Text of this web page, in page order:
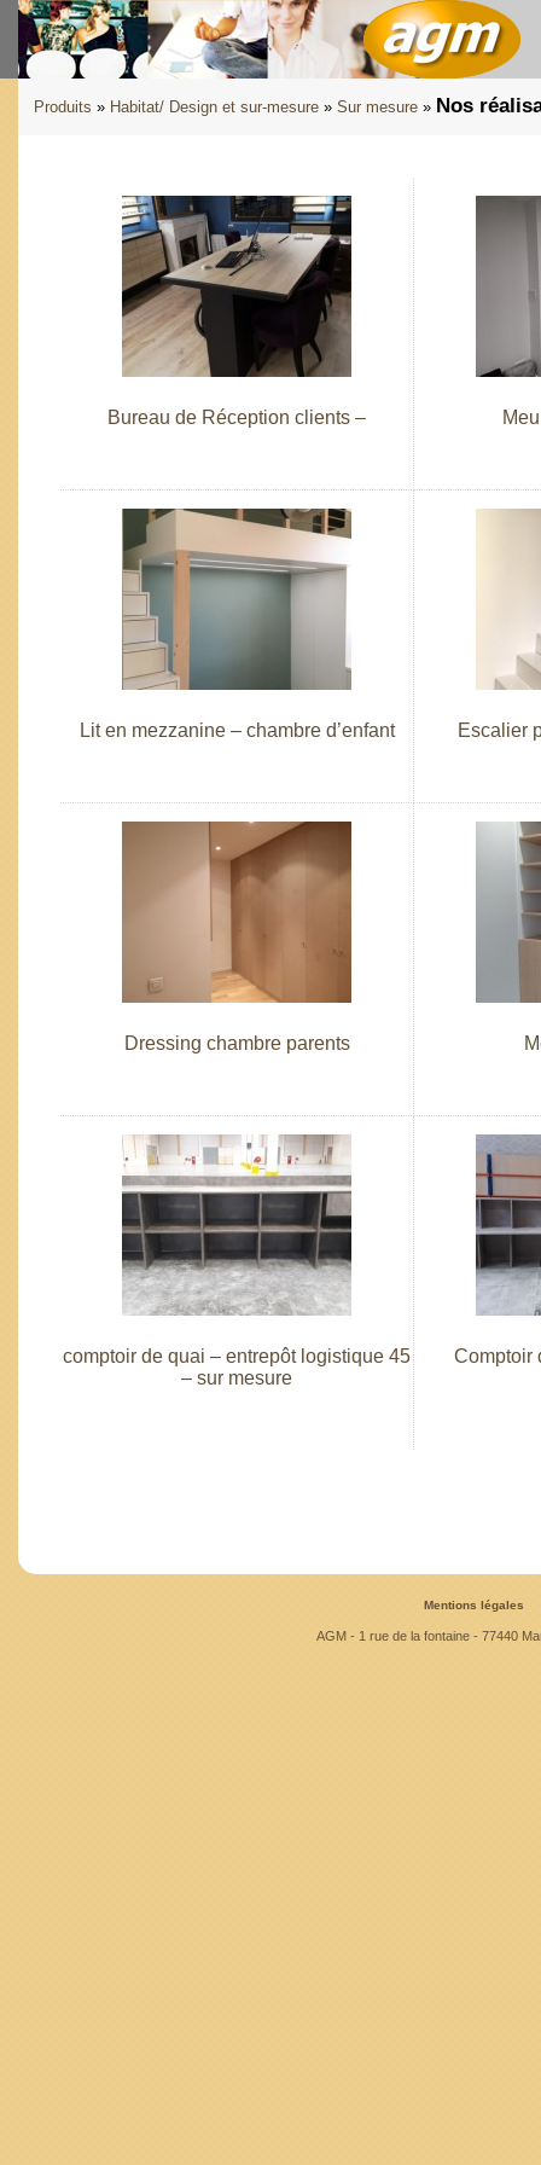
Produits » Habitat/ Design et sur-mesure » Sur mesure » Nos
Bureau de Réception clients –
Lit en mezzanine – chambre d’enfant Escalier
Dressing chambre parents
comptoir de quai – entrepôt logistique 45
– sur mesure
Comptoir
Mentions légales
AGM - 1 rue de la fontaine - 77440